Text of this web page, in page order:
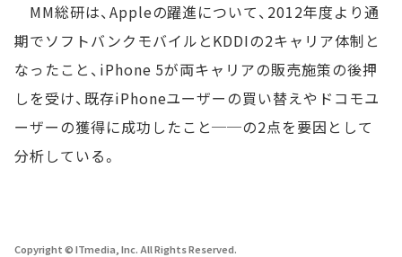
MM総研は、Appleの躍進について、2012年度より通
期でソフトバンクモバイルとKDDIの2キャリア体制と
なったこと、iPhone 5が両キャリアの販売施策の後押
しを受け、既存iPhoneユーザーの買い替えやドコモユ
ーザーの獲得に成功したこと──の2点を要因として
分析している。
Copyright © ITmedia, Inc. All Rights Reserved.